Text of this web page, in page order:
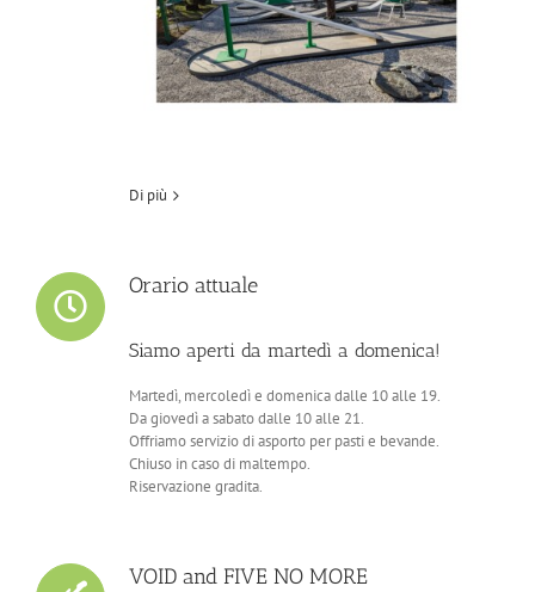
Di più
Orario attuale
Siamo aperti da martedì a domenica!
Martedì, mercoledì e domenica dalle 10 alle 19.
Da giovedì a sabato dalle 10 alle 21.
Offriamo servizio di asporto per pasti e bevande.
Chiuso in caso di maltempo.
Riservazione gradita.
VOID and FIVE NO MORE